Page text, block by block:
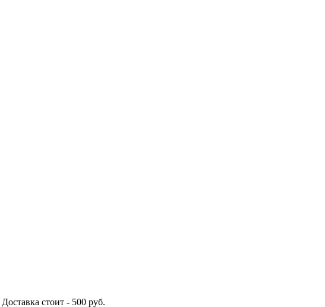
Доставка стоит - 500 руб.